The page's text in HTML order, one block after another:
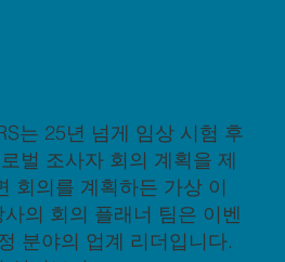
는 25년 넘게 임상 시험 후
벌 조사자 회의 계획을 제
회의를 계획하든 가상 이
의 회의 플래너 팀은 이벤
분야의 업계 리더입니다.